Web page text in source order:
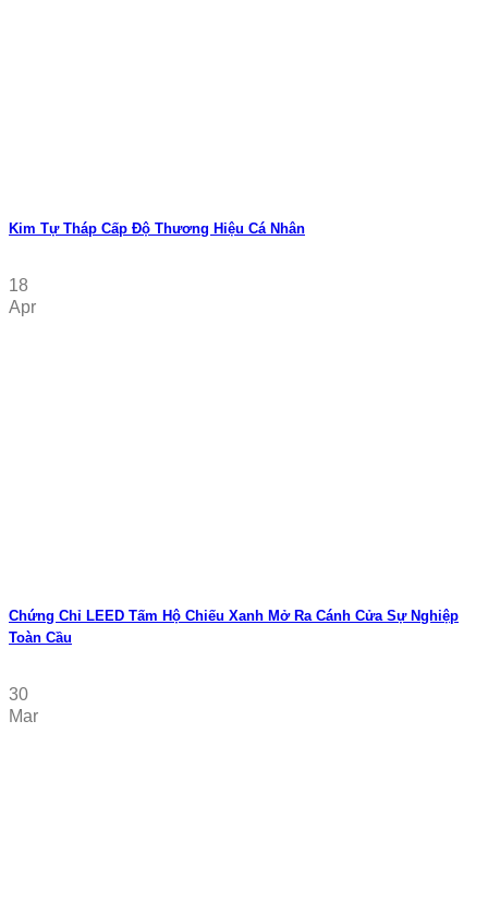
Kim Tự Tháp Cấp Độ Thương Hiệu Cá Nhân
18
Apr
Chứng Chỉ LEED Tấm Hộ Chiếu Xanh Mở Ra Cánh Cửa Sự Nghiệp
Toàn Cầu
30
Mar